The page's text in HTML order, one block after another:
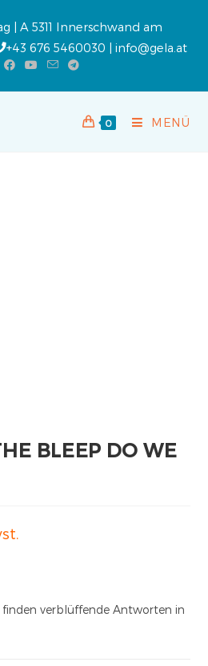
| A 5311 Innerschwand am
+43 676 5460030 | info@gela.at
0 MENÜ
BLEEP DO WE
finden verblüffende Antworten in